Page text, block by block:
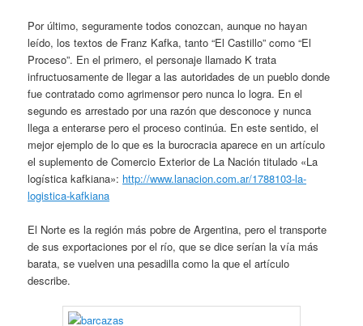
Por último, seguramente todos conozcan, aunque no hayan
leído, los textos de Franz Kafka, tanto “El Castillo” como “El
Proceso”. En el primero, el personaje llamado K trata
infructuosamente de llegar a las autoridades de un pueblo donde
fue contratado como agrimensor pero nunca lo logra. En el
segundo es arrestado por una razón que desconoce y nunca
llega a enterarse pero el proceso continúa. En este sentido, el
mejor ejemplo de lo que es la burocracia aparece en un artículo
el suplemento de Comercio Exterior de La Nación titulado «La
logística kafkiana»: http://www.lanacion.com.ar/1788103-la-
logistica-kafkiana
El Norte es la región más pobre de Argentina, pero el transporte
de sus exportaciones por el río, que se dice serían la vía más
barata, se vuelven una pesadilla como la que el artículo
describe.